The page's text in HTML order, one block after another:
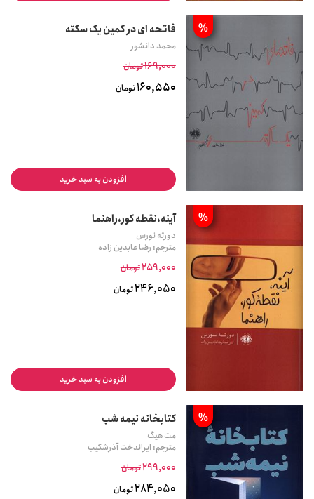
% فاتحه ای در کمین یک سکته
محمد دانشور
169,000تومان
160,550تومان
افزودن به سبد خرید
% آینه،نقطه کور،راهنما
دورته نورس
مترجم: رضا عابدین زاده
259,000تومان
246,050تومان
افزودن به سبد خرید
% کتابخانه نیمه شب
مت هیگ
مترجم: ایراندخت آذرشکیب
299,000تومان
284,050تومان